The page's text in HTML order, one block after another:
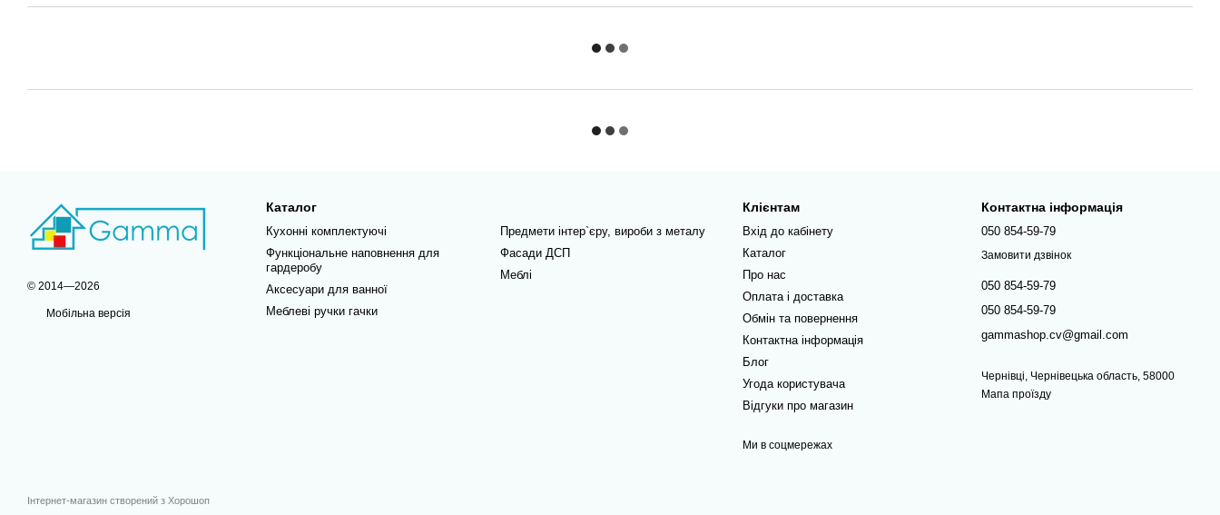
© 2014—2026
Мобільна версія
Інтернет-магазин створений з Хорошоп
Каталог
Кухонні комплектуючі
Функціональне наповнення для
гардеробу
Аксесуари для ванної
Меблеві ручки гачки
Предмети інтер`єру, вироби з металу
Фасади ДСП
Меблі
Клієнтам
Вхід до кабінету
Каталог
Про нас
Оплата і доставка
Обмін та повернення
Контактна інформація
Блог
Угода користувача
Відгуки про магазин
Ми в соцмережах
Контактна інформація
050 854-59-79
Замовити дзвінок
050 854-59-79
050 854-59-79
gammashop.cv@gmail.com
Чернівці, Чернівецька область, 58000
Мапа проїзду